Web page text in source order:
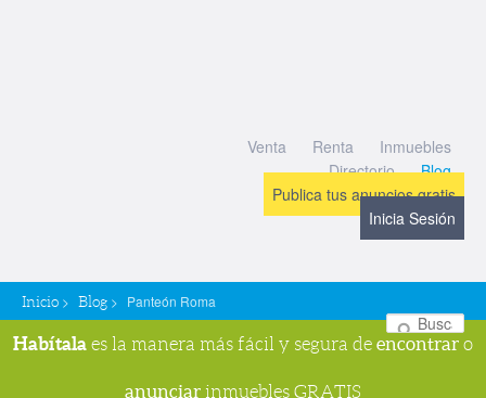
Venta Renta
Inmuebles
Directorio
Blog
Publica tus anuncios gratis
Inicia Sesión
Inicio > Blog > Panteón Roma
Habítala es la manera más fácil y segura de encontrar o
anunciar inmuebles GRATIS